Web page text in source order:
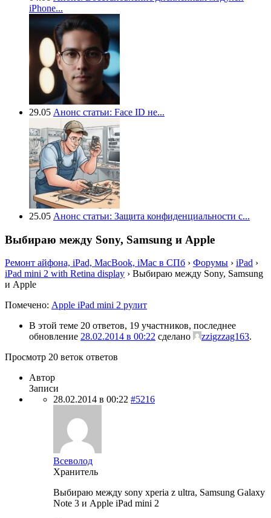
iPhone...
29.05 Анонс статьи: Face ID не...
25.05 Анонс статьи: Защита конфиденциальности с...
Выбираю между Sony, Samsung и Apple
Ремонт айфона, iPad, MacBook, iMac в СПб › Форумы › iPad ›
iPad mini 2 with Retina display › Выбираю между Sony, Samsung
и Apple
Помечено: Apple iPad mini 2 рулит
В этой теме 20 ответов, 19 участников, последнее
обновление 28.02.2014 в 00:22 сделано zzigzzag163.
Просмотр 20 веток ответов
Автор
Записи
28.02.2014 в 00:22 #5216
Всеволод
Хранитель
Выбираю между sony xperia z ultra, Samsung Galaxy
Note 3 и Apple iPad mini 2